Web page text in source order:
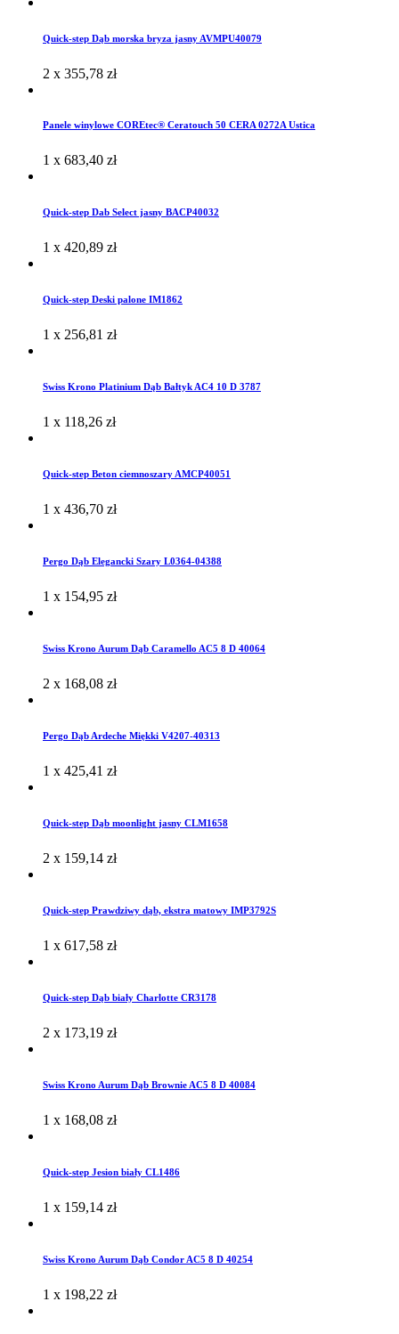
Quick-step Dąb morska bryza jasny AVMPU40079
2 x 355,78 zł
Panele winylowe COREtec® Ceratouch 50 CERA 0272A Ustica
1 x 683,40 zł
Quick-step Dab Select jasny BACP40032
1 x 420,89 zł
Quick-step Deski palone IM1862
1 x 256,81 zł
Swiss Krono Platinium Dąb Bałtyk AC4 10 D 3787
1 x 118,26 zł
Quick-step Beton ciemnoszary AMCP40051
1 x 436,70 zł
Pergo Dąb Elegancki Szary L0364-04388
1 x 154,95 zł
Swiss Krono Aurum Dąb Caramello AC5 8 D 40064
2 x 168,08 zł
Pergo Dąb Ardeche Miękki V4207-40313
1 x 425,41 zł
Quick-step Dąb moonlight jasny CLM1658
2 x 159,14 zł
Quick-step Prawdziwy dąb, ekstra matowy IMP3792S
1 x 617,58 zł
Quick-step Dąb biały Charlotte CR3178
2 x 173,19 zł
Swiss Krono Aurum Dąb Brownie AC5 8 D 40084
1 x 168,08 zł
Quick-step Jesion biały CL1486
1 x 159,14 zł
Swiss Krono Aurum Dąb Condor AC5 8 D 40254
1 x 198,22 zł